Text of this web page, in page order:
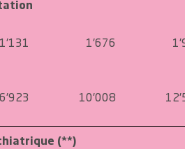
1'131 1'676
6'923 10'008
(**)